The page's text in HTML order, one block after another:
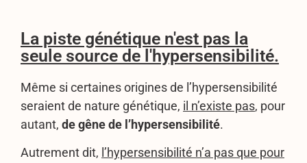
La piste génétique n'est pas la
seule source de l'hypersensibilité.
Même si certaines origines de l’hypersensibilité
seraient de nature génétique, il n’existe pas, pour
autant, de gêne de l’hypersensibilité.
Autrement dit, l’hypersensibilité n’a pas que pour